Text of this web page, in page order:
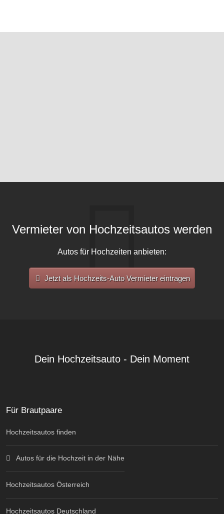
Vermieter von Hochzeitsautos werden
Autos für Hochzeiten anbieten:
Jetzt als Hochzeits-Auto Vermieter eintragen
Dein Hochzeitsauto - Dein Moment
Für Brautpaare
Hochzeitsautos finden
Autos für die Hochzeit in der Nähe
Hochzeitsautos Österreich
Hochzeitsautos Deutschland